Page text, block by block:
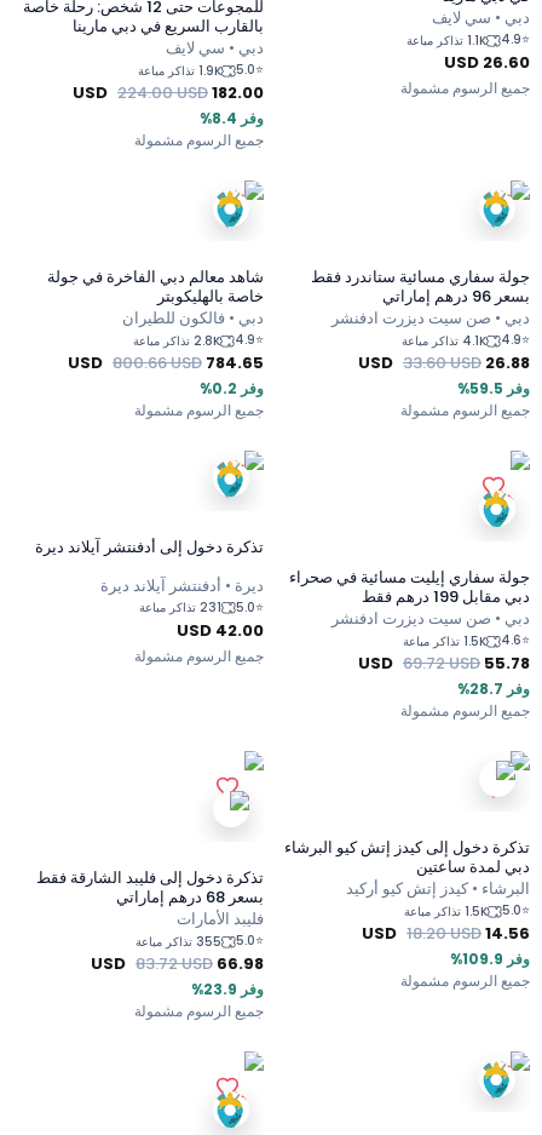
دبي • سي لايف
⭐
4.9 1.1K تذاكر مباعة
26.60
USD
جميع الرسوم مشمولة
للمجوعات حتى 12 شخص: رحلة خاصة
بالقارب السريع في دبي مارينا
دبي • سي لايف
⭐
5.0 1.9K تذاكر مباعة
182.00
USD 224.00USD
جميع الرسوم مشمولة
وفر 8.4%
جولة سفاري مسائية ستاندرد فقط
بسعر 96 درهم إماراتي
دبي • صن سيت ديزرت ادفنشر
⭐
4.9 4.1K تذاكر مباعة
26.88
USD 33.60USD
جميع الرسوم مشمولة
وفر 59.5%
شاهد معالم دبي الفاخرة في جولة
خاصة بالهليكوبتر
دبي • فالكون للطيران
⭐
4.9 2.8K تذاكر مباعة
784.65
USD 800.66USD
جميع الرسوم مشمولة
وفر 0.2%
جولة سفاري إيليت مسائية في صحراء
دبي مقابل 199 درهم فقط
دبي • صن سيت ديزرت ادفنشر
⭐
4.6 1.5K تذاكر مباعة
55.78
USD 69.72USD
جميع الرسوم مشمولة
وفر 28.7%
تذكرة دخول إلى أدفنتشر آيلاند ديرة
ديرة • أدفنتشر آيلاند ديرة
⭐
5.0 231 تذاكر مباعة
42.00
USD
جميع الرسوم مشمولة
تذكرة دخول إلى كيدز إتش كيو البرشاء
دبي لمدة ساعتين
البرشاء • كيدز إتش كيو أركيد
⭐
5.0 1.5K تذاكر مباعة
14.56
USD 18.20USD
جميع الرسوم مشمولة
وفر 109.9%
تذكرة دخول إلى فليبد الشارقة فقط
بسعر 68 درهم إماراتي
فليبد الأمارات
⭐
5.0 355 تذاكر مباعة
66.98
USD 83.72USD
جميع الرسوم مشمولة
وفر 23.9%